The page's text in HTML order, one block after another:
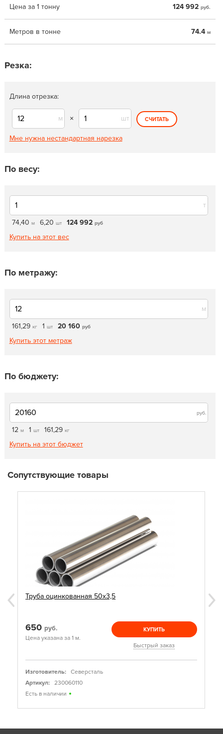
Цена за 1 тонну 124 992 руб.
Метров в тонне 74.4 м
Резка:
Длина отрезка:
м × шт СЧИТАТЬ
Мне нужна нестандартная нарезка
По весу:
т
74,40 м 6,20 шт 124 992 руб
Купить на этот вес
По метражу:
м
161,29 кг 1 шт 20 160 руб
Купить этот метраж
По бюджету:
руб.
12 м 1 шт 161,29 кг
Купить на этот бюджет
Сопутствующие товары
Труба оцинкованная 50х3,5
650 руб.
Цена указана за 1 м.
КУПИТЬ
Быстрый заказ
Изготовитель:
Северсталь
Артикул:
230060110
Есть в наличии